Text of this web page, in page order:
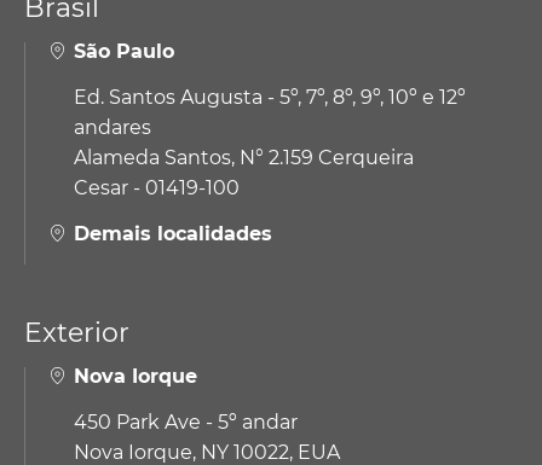
Brasil
São Paulo
Ed. Santos Augusta - 5º, 7º, 8º, 9º, 10º e 12º
andares
Alameda Santos, N° 2.159 Cerqueira
Cesar - 01419-100
Demais localidades
Exterior
Nova Iorque
450 Park Ave - 5º andar
Nova Iorque, NY 10022, EUA